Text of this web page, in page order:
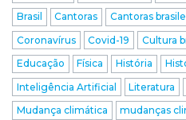
Brasil
Cantoras Cantoras
Coronavírus
Covid-19 Cultura
Educação
Física História
Inteligência Artificial
Literatura
Mudança climática
mudanças